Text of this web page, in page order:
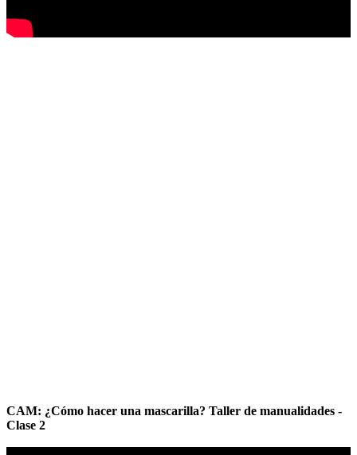
CAM: ¿Cómo hacer una mascarilla? Taller de manualidades -
Clase 2